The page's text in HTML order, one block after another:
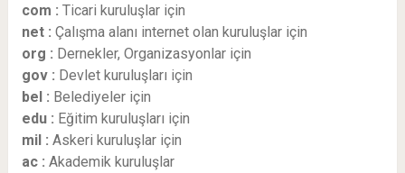
com : Ticari kuruluşlar için
net : Çalışma alanı internet olan kuruluşlar için
org : Dernekler, Organizasyonlar için
gov : Devlet kuruluşları için
bel : Belediyeler için
edu : Eğitim kuruluşları için
mil : Askeri kuruluşlar için
ac : Akademik kuruluşlar